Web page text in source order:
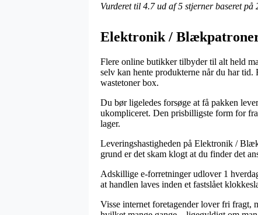
Vurderet til 4.7ud af 5 stjerner baseret på
Elektronik /
Flere online butikker tilbyder til alt held
selv kan hente produkterne når du har
wastetoner box.
Du bør ligeledes forsøge at få pakken
ukompliceret. Den prisbilligste form for
lager.
Leveringshastigheden på Elektronik /
grund er det skam klogt at du finder det
Adskillige e-forretninger udlover 1
at handlen laves inden et fastslået
Visse internet foretagender lover fri fragt,